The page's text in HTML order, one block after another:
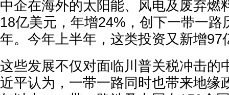
中企在海外的太阳能、风电及废弃燃
18亿美元，年增24%，创下一带一路
年。今年上半年，这类投资又新增97
这些发展不仅对面临川普关税冲击的
近平认为，一带一路同时也带来地缘